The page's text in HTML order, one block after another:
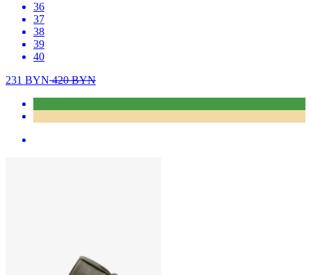
36
37
38
39
40
231 BYN420BYN